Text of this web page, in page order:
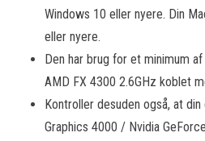
Windows 10 eller nyere. Din
eller nyere.
Den har brug for et minimum
AMD FX 4300 2.6GHz koblet
Kontroller desuden også, at
Graphics 4000 / Nvidia